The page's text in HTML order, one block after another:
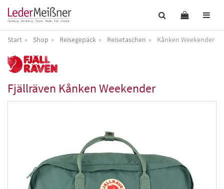
Start Shop Reisegepäck Reisetaschen Kånken Weekender
Fjällräven Kånken Weekender